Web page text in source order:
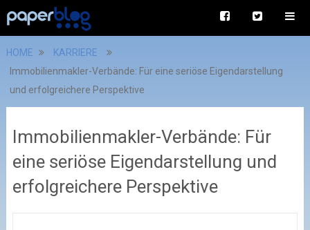
HOME
KARRIERE
Immobilienmakler-Verbände: Für eine seriöse Eigendarstellung
und erfolgreichere Perspektive
Immobilienmakler-Verbände: Für
eine seriöse Eigendarstellung und
erfolgreichere Perspektive